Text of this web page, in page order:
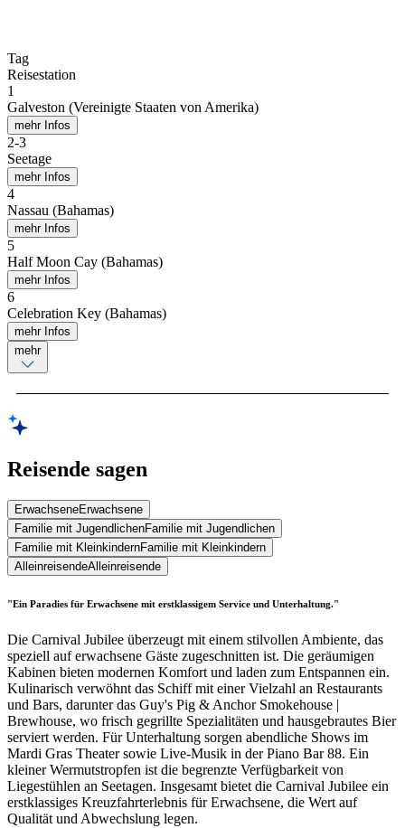
Tag
Reisestation
1
Galveston (Vereinigte Staaten von Amerika)
mehr Infos
2-3
Seetage
mehr Infos
4
Nassau (Bahamas)
mehr Infos
5
Half Moon Cay (Bahamas)
mehr Infos
6
Celebration Key (Bahamas)
mehr Infos
mehr
Reisende sagen
ErwachseneErwachsene
Familie mit JugendlichenFamilie mit Jugendlichen
Familie mit KleinkindernFamilie mit Kleinkindern
AlleinreisendeAlleinreisende
"Ein Paradies für Erwachsene mit erstklassigem Service und Unterhaltung."
Die Carnival Jubilee überzeugt mit einem stilvollen Ambiente, das
speziell auf erwachsene Gäste zugeschnitten ist. Die geräumigen
Kabinen bieten modernen Komfort und laden zum Entspannen ein.
Kulinarisch verwöhnt das Schiff mit einer Vielzahl an Restaurants
und Bars, darunter das Guy's Pig & Anchor Smokehouse |
Brewhouse, wo frisch gegrillte Spezialitäten und hausgebrautes Bier
serviert werden. Für Unterhaltung sorgen abendliche Shows im
Mardi Gras Theater sowie Live-Musik in der Piano Bar 88. Ein
kleiner Wermutstropfen ist die begrenzte Verfügbarkeit von
Liegestühlen an Seetagen. Insgesamt bietet die Carnival Jubilee ein
erstklassiges Kreuzfahrterlebnis für Erwachsene, die Wert auf
Qualität und Abwechslung legen.